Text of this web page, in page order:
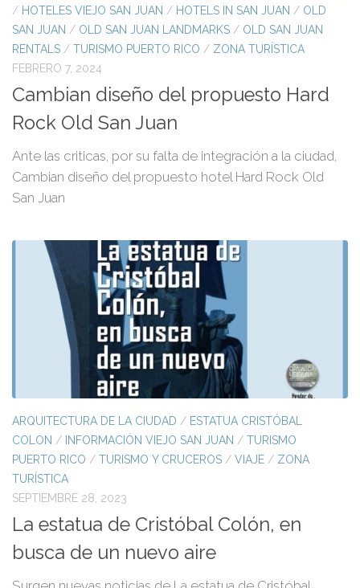
/ HOTELES VIEJO SAN JUAN / HOTELS IN SAN JUAN / OLD
SAN JUAN / OLD SAN JUAN LANDMARKS / OLD SAN JUAN
RENTALS / TURISMO PUERTO RICO / ZONA TURÍSTICA
FEBRERO 7, 2024
Cambian diseño del propuesto Hard
Rock Old San Juan
Ante las criticas, por su falta de integración a la ciudad,
Cambian diseño del propuesto hotel Hard Rock Old
San Juan
ARQUITECTURA DE LA CIUDAD / ESTATUA CRISTÓBAL
COLON / INFORMACIÓN VIEJO SAN JUAN / TURISMO
PUERTO RICO / TURISMO Y CRUCEROS / VIAJE / ZONA
TURÍSTICA
SEPTIEMBRE 28, 2023
La estatua de Cristóbal Colón, en
busca de un nuevo aire